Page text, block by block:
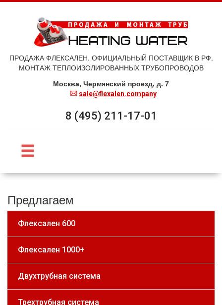
ПРОДАЖА ФЛЕКСАЛЕН. ОФИЦИАЛЬНЫЙ ПОСТАВЩИК В РФ.
МОНТАЖ ТЕПЛОИЗОЛИРОВАННЫХ ТРУБОПРОВОДОВ
Москва, Чермянский проезд, д. 7
sale@flexalen.company
8 (495) 211-17-01
Предлагаем
Флексален 600
Флексален 1000+
Двухтрубная система
Трехтрубная система